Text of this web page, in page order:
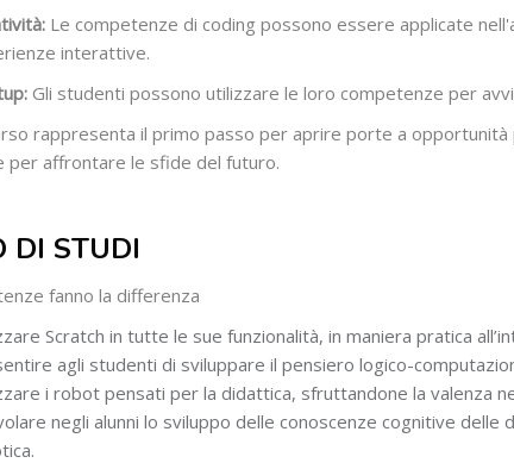
Le competenze di coding possono essere applicate
interattive.
Gli studenti possono utilizzare le loro competenze per
rappresenta il primo passo per aprire porte a
per affrontare le sfide del futuro.
DI STUDI
fanno la differenza
Scratch in tutte le sue funzionalità, in maniera pratica
agli studenti di sviluppare il pensiero logico-
i robot pensati per la didattica, sfruttandone la valenza
negli alunni lo sviluppo delle conoscenze cognitive